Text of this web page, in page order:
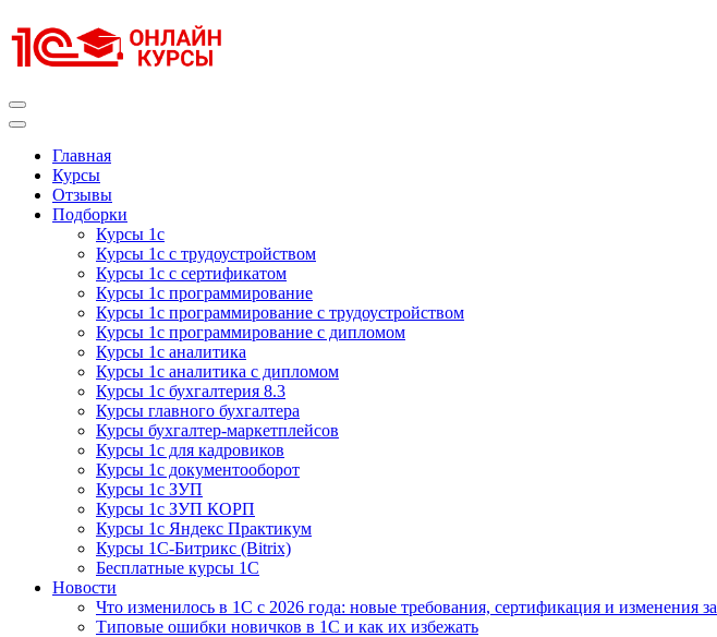
к
содержимому
Главная
Курсы
Отзывы
Подборки
Курсы 1с
Курсы 1с с трудоустройством
Курсы 1с с сертификатом
Курсы 1с программирование
Курсы 1с программирование с трудоустройством
Курсы 1с программирование с дипломом
Курсы 1с аналитика
Курсы 1с аналитика с дипломом
Курсы 1с бухгалтерия 8.3
Курсы главного бухгалтера
Курсы бухгалтер-маркетплейсов
Курсы 1с для кадровиков
Курсы 1с документооборот
Курсы 1с ЗУП
Курсы 1с ЗУП КОРП
Курсы 1с Яндекс Практикум
Курсы 1С-Битрикс (Bitrix)
Бесплатные курсы 1С
Новости
Что изменилось в 1С с 2026 года: новые требования, сертификация и изменения
Типовые ошибки новичков в 1С и как их избежать